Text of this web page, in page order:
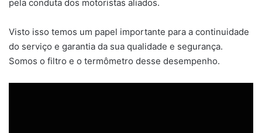
pela conduta dos motoristas aliados.
Visto isso temos um papel importante para a continuidade
do serviço e garantia da sua qualidade e segurança.
Somos o filtro e o termômetro desse desempenho.